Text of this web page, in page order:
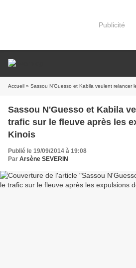
Publicité
Accueil » Sassou N'Guesso et Kabila veulent relancer le trafic sur
Sassou N'Guesso et Kabila
trafic sur le fleuve après les
Kinois
Publié le 19/09/2014 à 19:08
Par Arsène SEVERIN